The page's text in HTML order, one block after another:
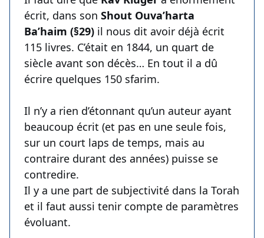
écrit, dans son Shout Ouva’harta
Ba’haim (§29) il nous dit avoir déjà écrit
115 livres. C’était en 1844, un quart de
siècle avant son décès… En tout il a dû
écrire quelques 150 sfarim.
Il n’y a rien d’étonnant qu’un auteur ayant
beaucoup écrit (et pas en une seule fois,
sur un court laps de temps, mais au
contraire durant des années) puisse se
contredire.
Il y a une part de subjectivité dans la Torah
et il faut aussi tenir compte de paramètres
évoluant.